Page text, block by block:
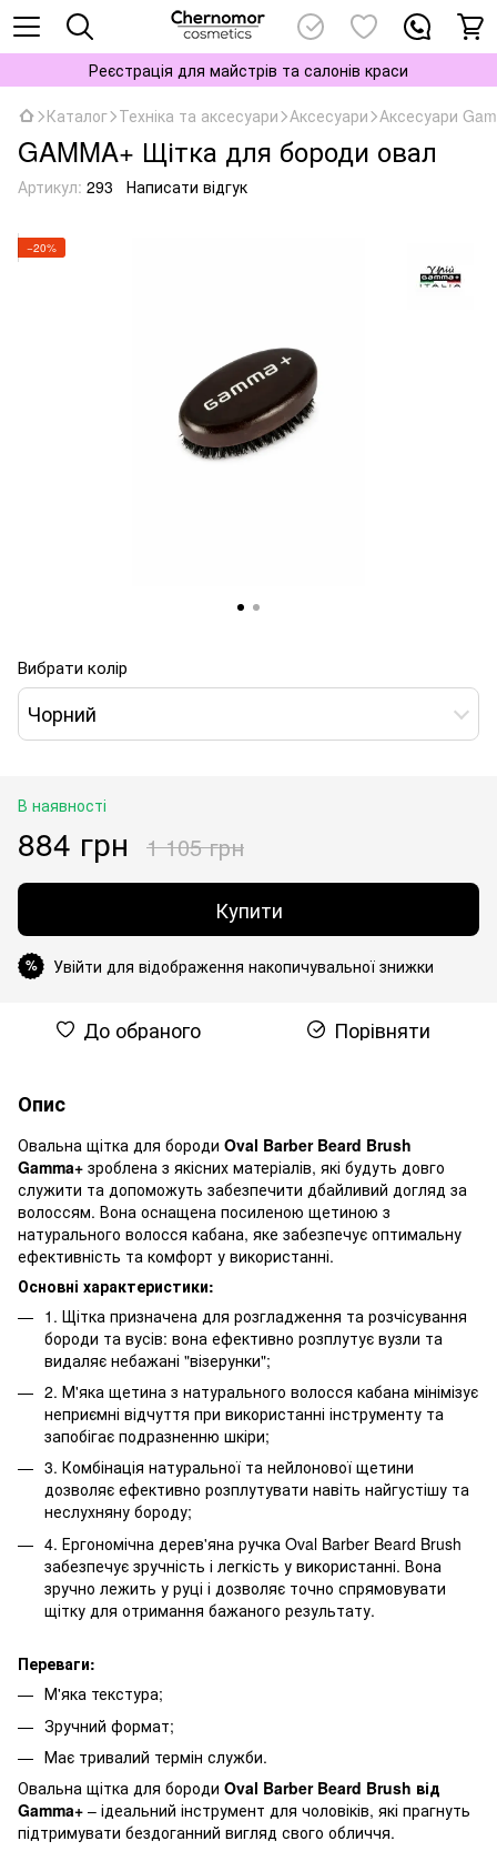
Реєстрація для майстрів та салонів краси
Каталог Техніка та аксесуари Аксесуари Аксесуари
GAMMA+ Щітка для бороди овал
Артикул: 293 Написати відгук
−20%
Вибрати колір
Чорний
В наявності
884 грн 1 105 грн
Купити
% Увійти для відображення накопичувальної знижки
До обраного Порівняти
Опис
Овальна щітка для бороди Oval Barber Beard Brush
Gamma+ зроблена з якісних матеріалів, які будуть довго
служити та допоможуть забезпечити дбайливий догляд за
волоссям. Вона оснащена посиленою щетиною з
натурального волосся кабана, яке забезпечує оптимальну
ефективність та комфорт у використанні.
Основні характеристики:
1. Щітка призначена для розгладження та розчісування
бороди та вусів: вона ефективно розплутує вузли та
видаляє небажані "візерунки";
2. М'яка щетина з натурального волосся кабана мінімізує
неприємні відчуття при використанні інструменту та
запобігає подразненню шкіри;
3. Комбінація натуральної та нейлонової щетини
дозволяє ефективно розплутувати навіть найгустішу та
неслухняну бороду;
4. Ергономічна дерев'яна ручка Oval Barber Beard Brush
забезпечує зручність і легкість у використанні. Вона
зручно лежить у руці і дозволяє точно спрямовувати
щітку для отримання бажаного результату.
Переваги:
М'яка текстура;
Зручний формат;
Має тривалий термін служби.
Овальна щітка для бороди Oval Barber Beard Brush від
Gamma+ – ідеальний інструмент для чоловіків, які прагнуть
підтримувати бездоганний вигляд свого обличчя.